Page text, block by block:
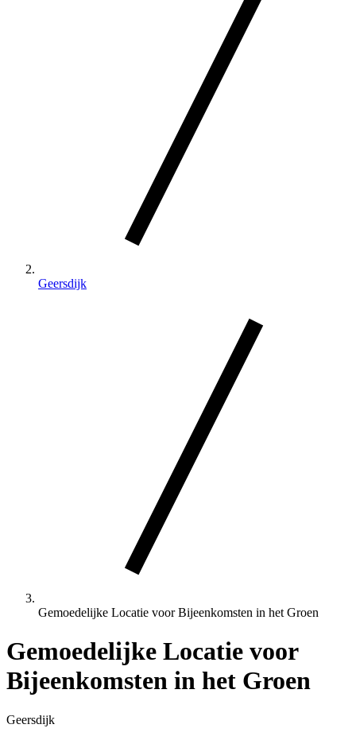
Geersdijk
Gemoedelijke Locatie voor Bijeenkomsten in het Groen
Gemoedelijke Locatie voor
Bijeenkomsten in het Groen
Geersdijk